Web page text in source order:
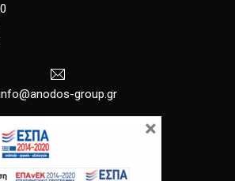
group.gr
×